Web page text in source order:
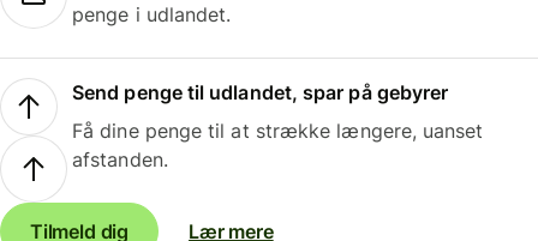
penge i udlandet.
Send penge til udlandet, spar på gebyrer
Få dine penge til at strække længere, uanset
afstanden.
Tilmeld dig Lær mere